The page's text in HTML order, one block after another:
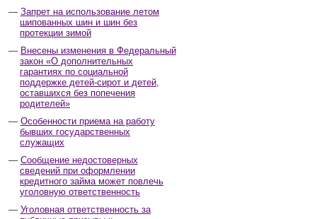
Запрет на использование летом
шипованных шин и шин без
протекции зимой
Внесены изменения в Федеральный
закон «О дополнительных
гарантиях по социальной
поддержке детей-сирот и детей,
оставшихся без попечения
родителей»
Особенности приема на работу
бывших государственных
служащих
Сообщение недостоверных
сведений при оформлении
кредитного займа может повлечь
уголовную ответственность
Уголовная ответственность за